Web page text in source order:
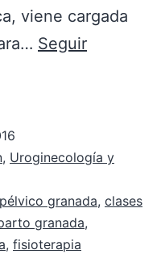
viene cargada
Seguir
, Uroginecología y
granada, clases
granada,
, fisioterapia